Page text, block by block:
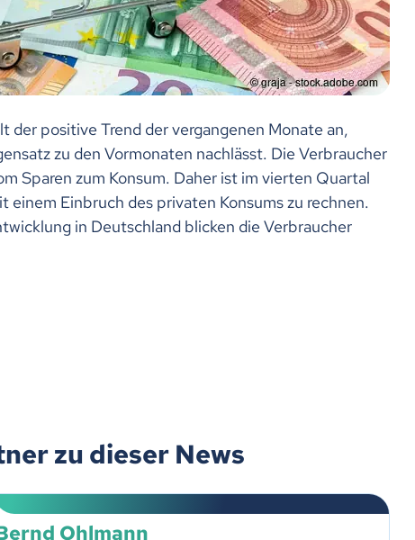
der positive Trend der vergangenen Monate an,
zu den Vormonaten nachlässt. Die Verbraucher
Sparen zum Konsum. Daher ist im vierten Quartal
einem Einbruch des privaten Konsums zu rechnen.
in Deutschland blicken die Verbraucher
zu dieser News
Ohlmann